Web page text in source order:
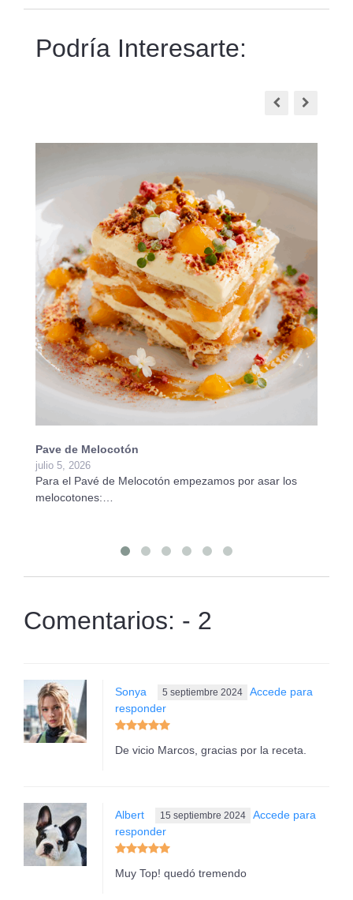
Podría Interesarte:
Pave de Melocotón
julio 5, 2026
Para el Pavé de Melocotón empezamos por asar los
melocotones:…
Comentarios: - 2
Sonya 5 septiembre 2024
Accede para
responder
De vicio Marcos, gracias por la receta.
Albert 15 septiembre 2024
Accede para
responder
Muy Top! quedó tremendo